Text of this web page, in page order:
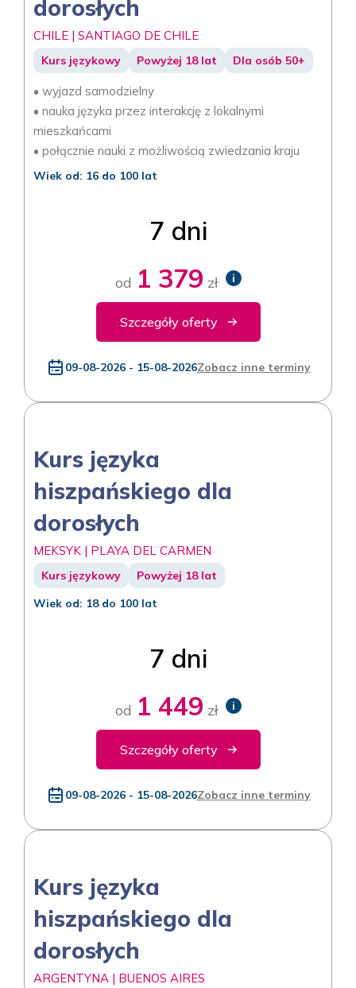
dorosłych
CHILE | SANTIAGO DE CHILE
Kurs językowy Powyżej 18 lat Dla osób 50+
• wyjazd samodzielny
• nauka języka przez interakcję z lokalnymi
mieszkańcami
• połącznie nauki z możliwością zwiedzania kraju
Wiek od: 16 do 100 lat
7 dni
od 1 379 zł i
Szczegóły oferty
09-08-2026 - 15-08-2026Zobacz inne terminy
Kurs języka
hiszpańskiego dla
dorosłych
MEKSYK | PLAYA DEL CARMEN
Kurs językowy
Powyżej 18 lat
Wiek od: 18 do 100 lat
7 dni
od 1 449 zł i
Szczegóły oferty
09-08-2026 - 15-08-2026Zobacz inne terminy
Kurs języka
hiszpańskiego dla
dorosłych
ARGENTYNA | BUENOS AIRES